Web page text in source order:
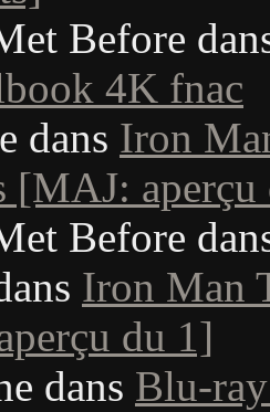
Before
4K fnac
dans Iron
[MAJ: aperçu
Before
Iron Man
du 1]
dans Blu-